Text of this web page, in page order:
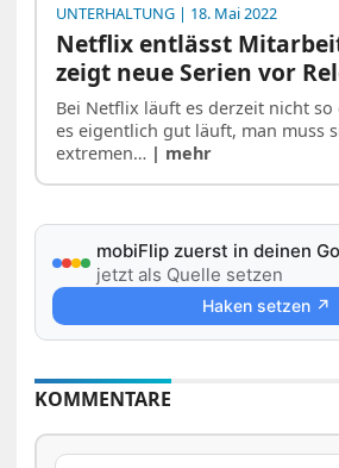
UNTERHALTUNG | 18. Mai 2022
Netflix entlässt
zeigt neue Serien vor
Bei Netflix läuft es derzeit nicht
es eigentlich gut läuft, man muss
extremen… | mehr
mobiFlip zuerst in deinen
jetzt als Quelle setzen
Haken setzen ↗
KOMMENTARE